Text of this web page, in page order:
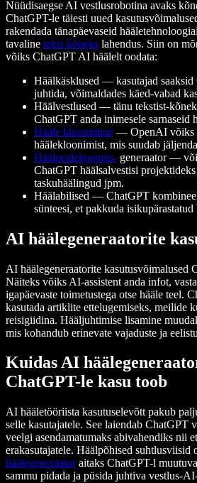
Nüüdisaegse AI vestlusrobotina avaks
ChatGPT-le täiesti uued
rakendada tänapäevaseid
tavaline tekst kõneks lahendus. Siin on
võiks ChatGPT AI häälelt oodata:
Häälkäsklused — kasutajad saaksid
juhtida, võimaldades käed-vabad
Häälvestlused — tänu tekstist-
ChatGPT anda inimesele sarnaseid
Hääle kloonimine — OpenAI võiks
häälekloonimist, mis suudab
Häälpealelugemis- generaator —
ChatGPT häälsalvestisi
taskuhäälingud jpm.
Häälabilised — ChatGPT
sünteesi, et pakkuda isikupärastatud
AI häälegeneraatorite
AI häälegeneraatorite kasutusvõimalused
Näiteks võiks AI-assistent anda infot,
igapäevaste toimetustega otse hääle teel.
kasutada artiklite ettelugemiseks, meilide
reisigiidina. Hääljuhtimise lisamine
mis kohandub erinevate vajaduste ja
Kuidas AI
ChatGPT-le kasu toob
AI hääletööriista kasutuselevõtt pakub
selle kasutajatele. See laiendab ChatGPT
veelgi asendamatumaks abivahendiks nii
erakasutajatele. Häälpõhised suhtlusviisid
häälegeneraatoraitaks ChatGPT-l
sammu pidada ja püsida juhtiva vestlus-